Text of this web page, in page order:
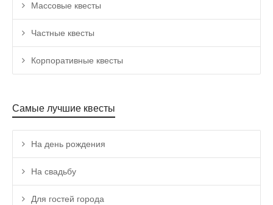
Массовые квесты
Частные квесты
Корпоративные квесты
Самые лучшие квесты
На день рождения
На свадьбу
Для гостей города